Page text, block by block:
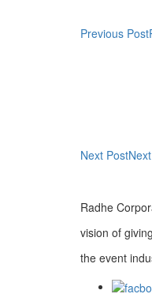
Previous Post
Next PostNext
Radhe
vision of
the event